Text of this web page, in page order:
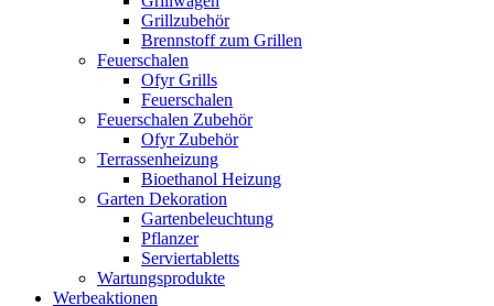
Grillzubehör
Brennstoff zum Grillen
Feuerschalen
Ofyr Grills
Feuerschalen
Feuerschalen Zubehör
Ofyr Zubehör
Terrassenheizung
Bioethanol Heizung
Garten Dekoration
Gartenbeleuchtung
Pflanzer
Serviertabletts
Wartungsprodukte
Werbeaktionen